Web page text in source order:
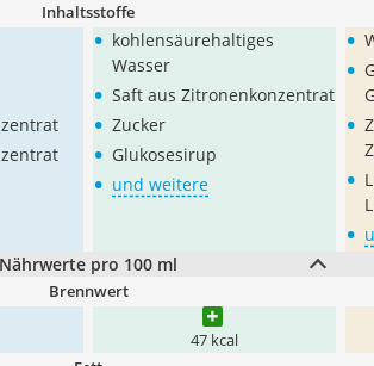
Inhaltsstoffe
• kohlensäurehaltiges
Wasser
• Saft aus Zitronenkonzentrat
• Zucker
• Glukosesirup
• und weitere
•
•
•
•
•
Nährwerte pro 100 ml
Brennwert
47 kcal